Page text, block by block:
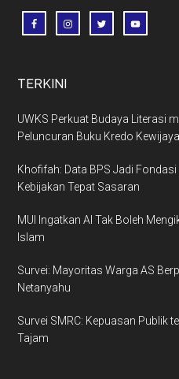
TERKINI
UWKS Perkuat Budaya Literasi
Peluncuran Buku Kredo
Khofifah: Data BPS Jadi
Kebijakan Tepat Sasaran
MUI Ingatkan AI Tak Boleh
Islam
Survei: Mayoritas Warga AS
Netanyahu
Survei SMRC: Kepuasan Publik
Tajam